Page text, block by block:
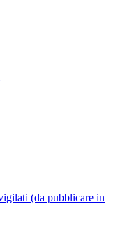
(da pubblicare in